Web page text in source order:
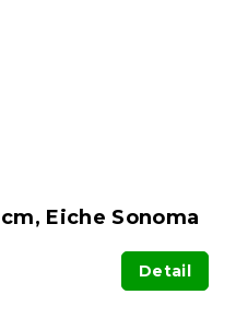
Eiche Sonoma
Detail